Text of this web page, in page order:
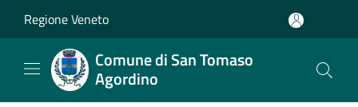
Regione Veneto
Comune di San Tomaso
Agordino